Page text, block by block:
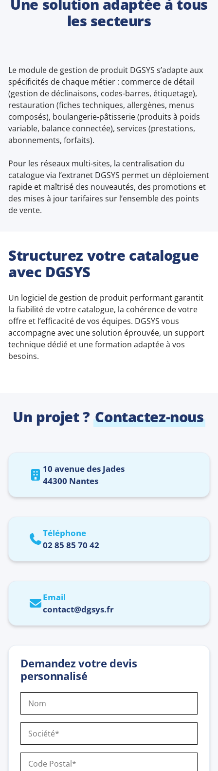
Une solution adaptée à tous
les secteurs
Le module de gestion de produit DGSYS s’adapte aux
spécificités de chaque métier : commerce de détail
(gestion de déclinaisons, codes-barres, étiquetage),
restauration (fiches techniques, allergènes, menus
composés), boulangerie-pâtisserie (produits à poids
variable, balance connectée), services (prestations,
abonnements, forfaits).
Pour les réseaux multi-sites, la centralisation du
catalogue via l’extranet DGSYS permet un déploiement
rapide et maîtrisé des nouveautés, des promotions et
des mises à jour tarifaires sur l’ensemble des points
de vente.
Structurez votre catalogue
avec DGSYS
Un logiciel de gestion de produit performant garantit
la fiabilité de votre catalogue, la cohérence de votre
offre et l’efficacité de vos équipes. DGSYS vous
accompagne avec une solution éprouvée, un support
technique dédié et une formation adaptée à vos
besoins.
Un projet ?Contactez-nous
10 avenue des Jades
44300 Nantes
Téléphone
02 85 85 70 42
Email
contact@dgsys.fr
Demandez votre devis
personnalisé